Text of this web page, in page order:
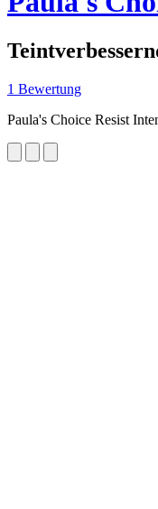
1 Bewertung
Paula's Choice Resist